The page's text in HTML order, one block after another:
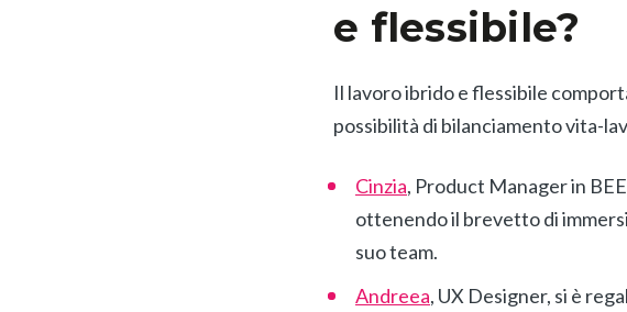
e flessibile?
Il lavoro ibrido e flessibile
possibilità di bilanciamento vita-
Cinzia, Product Manager in
ottenendo il brevetto di
suo team.
Andreea, UX Designer, si è